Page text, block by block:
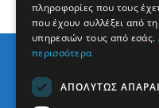
πληροφορίες που τους
που έχουν συλλέξει από
υπηρεσιών τους από εσάς.
περισσότερα
ΑΠΟΛΎΤΩΣ